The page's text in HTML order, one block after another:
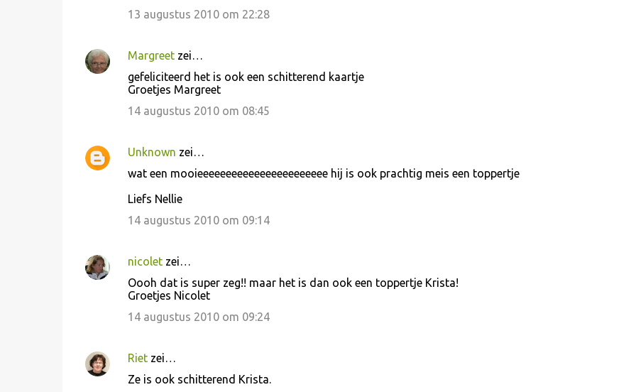
13 augustus 2010 om 22:28
Margreetzei…
gefeliciteerd het is ook een schitterend kaartje
Groetjes Margreet
14 augustus 2010 om 08:45
Unknown zei…
wat een mooieeeeeeeeeeeeeeeeeeeeeee hij is ook prachtig meis een toppertje
Liefs Nellie
14 augustus 2010 om 09:14
nicoletzei…
Oooh dat is super zeg!! maar het is dan ook een toppertje Krista!
Groetjes Nicolet
14 augustus 2010 om 09:24
Rietzei…
Ze is ook schitterend Krista.